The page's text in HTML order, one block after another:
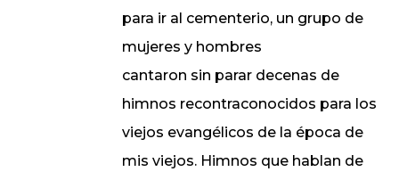
para ir al cementerio, un grupo de
mujeres y hombres
cantaron sin parar decenas de
himnos recontraconocidos para los
viejos evangélicos de la época de
mis viejos. Himnos que hablan de